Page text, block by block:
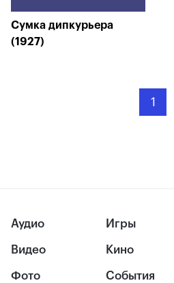
Сумка дипкурьера
(1927)
1
Аудио
Видео
Фото
Игры
Кино
События